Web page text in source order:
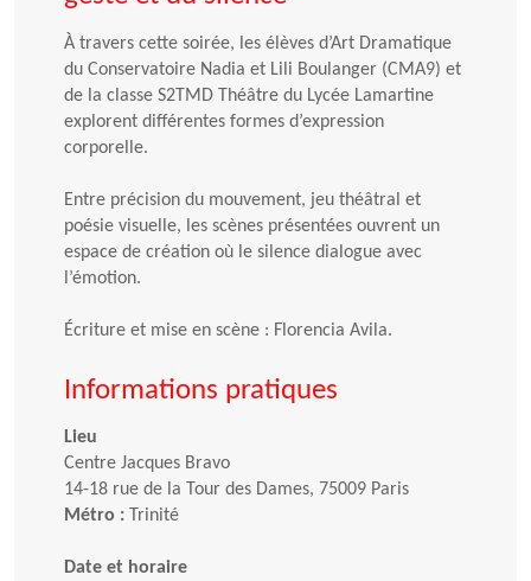
À travers cette soirée, les élèves d’Art Dramatique
du Conservatoire Nadia et Lili Boulanger (CMA9) et
de la classe S2TMD Théâtre du Lycée Lamartine
explorent différentes formes d’expression
corporelle.
Entre précision du mouvement, jeu théâtral et
poésie visuelle, les scènes présentées ouvrent un
espace de création où le silence dialogue avec
l’émotion.
Écriture et mise en scène : Florencia Avila.
Informations pratiques
Lieu
Centre Jacques Bravo
14-18 rue de la Tour des Dames, 75009 Paris
Métro : Trinité
Date et horaire